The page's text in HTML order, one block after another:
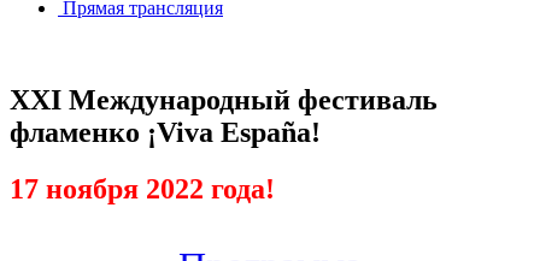
Прямая трансляция
XXI Международный фестиваль
фламенко ¡Viva España!
17 ноября 2022 года!